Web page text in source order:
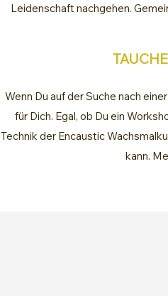
Leidenschaft nachgehen.
Wenn Du auf der Suche nach
für Dich. Egal, ob Du ein
Technik der Encaustic
kann.